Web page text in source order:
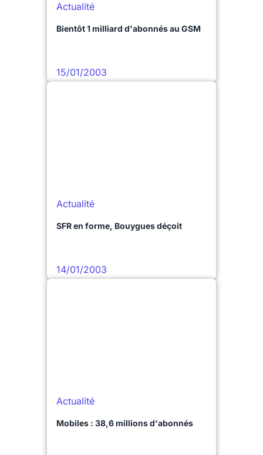
Actualité
Bientôt 1 milliard d'abonnés au GSM
15/01/2003
Actualité
SFR en forme, Bouygues déçoit
14/01/2003
Actualité
Mobiles : 38,6 millions d'abonnés